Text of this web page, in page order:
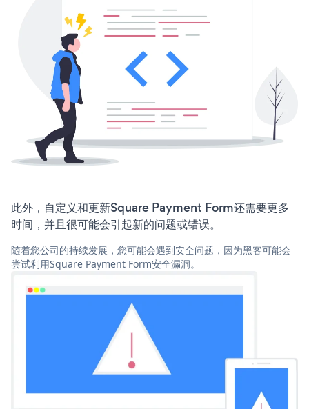
此外，自定义和更新Square Payment Form还需要更多
时间，并且很可能会引起新的问题或错误。
随着您公司的持续发展，您可能会遇到安全问题，因为黑客可能会
尝试利用Square Payment Form安全漏洞。